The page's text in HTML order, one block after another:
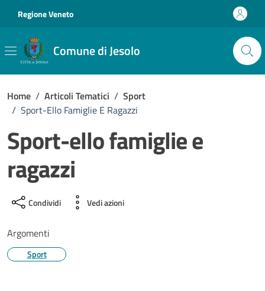
Regione Veneto
Comune di Jesolo
Home / Articoli Tematici / Sport
/ Sport-Ello Famiglie E Ragazzi
Sport-ello famiglie e
ragazzi
Condividi Vedi azioni
Argomenti
Sport